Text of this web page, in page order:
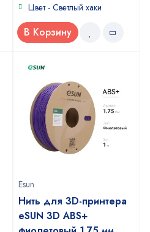
Цвет - Cветлый хаки
В Корзину
Esun
Нить для 3D-принтера
eSUN 3D ABS+